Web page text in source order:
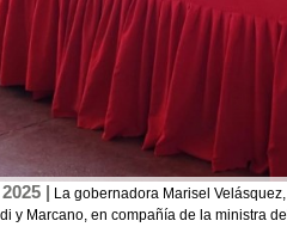
| La gobernadora Marisel
y Marcano, en compañía de la ministra